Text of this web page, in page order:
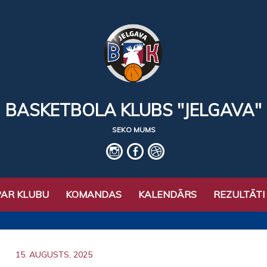
BASKETBOLA KLUBS "JELGAVA"
SEKO MUMS
IG fb basket
KLUBU KOMANDAS KALENDĀRS REZULTĀTI
15. AUGUSTS, 2025